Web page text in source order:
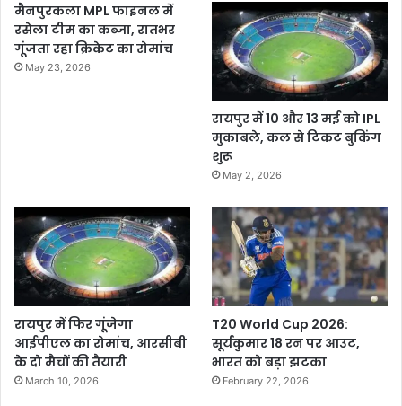
मैनपुरकला MPL फाइनल में
रसेला टीम का कब्जा, रातभर
गूंजता रहा क्रिकेट का रोमांच
May 23, 2026
रायपुर में 10 और 13 मई को IPL
मुकाबले, कल से टिकट बुकिंग
शुरू
May 2, 2026
रायपुर में फिर गूंजेगा
आईपीएल का रोमांच, आरसीबी
के दो मैचों की तैयारी
March 10, 2026
T20 World Cup 2026:
सूर्यकुमार 18 रन पर आउट,
भारत को बड़ा झटका
February 22, 2026